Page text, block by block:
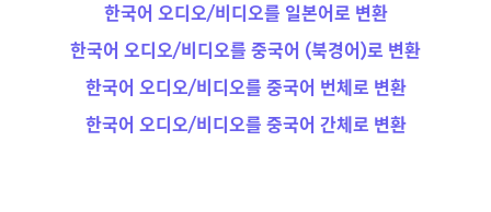
한국어 오디오/비디오를 일본어로 변환
한국어 오디오/비디오를 중국어 (북경어)로 변환
한국어 오디오/비디오를 중국어 번체로 변환
한국어 오디오/비디오를 중국어 간체로 변환